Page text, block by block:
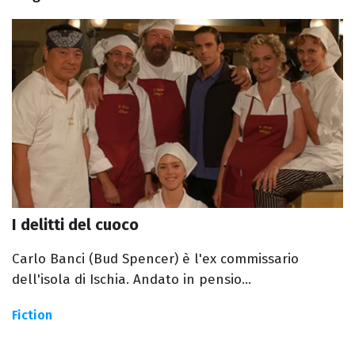
I delitti del cuoco
Carlo Banci (Bud Spencer) è l'ex commissario
dell'isola di Ischia. Andato in pensio...
Fiction